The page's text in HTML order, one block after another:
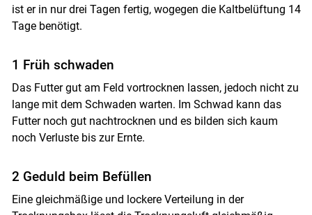
ist er in nur drei Tagen fertig, wogegen die Kaltbelüftung 14
Tage benötigt.
1 Früh schwaden
Das Futter gut am Feld vortrocknen lassen, jedoch nicht zu
lange mit dem Schwaden warten. Im Schwad kann das
Futter noch gut nachtrocknen und es bilden sich kaum
noch Verluste bis zur Ernte.
2 Geduld beim Befüllen
Eine gleichmäßige und lockere Verteilung in der